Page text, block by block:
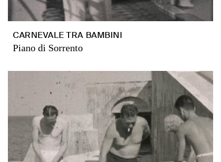
CARNEVALE TRA BAMBINI
Piano di Sorrento